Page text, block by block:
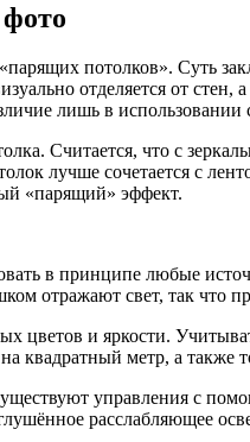
потолков». Суть
отделяется от
лишь в
Считается, что с
лучше сочетается с
«парящий» эффект.
в принципе любые
отражают свет, так что
и яркости.
квадратный метр, а
управления с
расслабляющее